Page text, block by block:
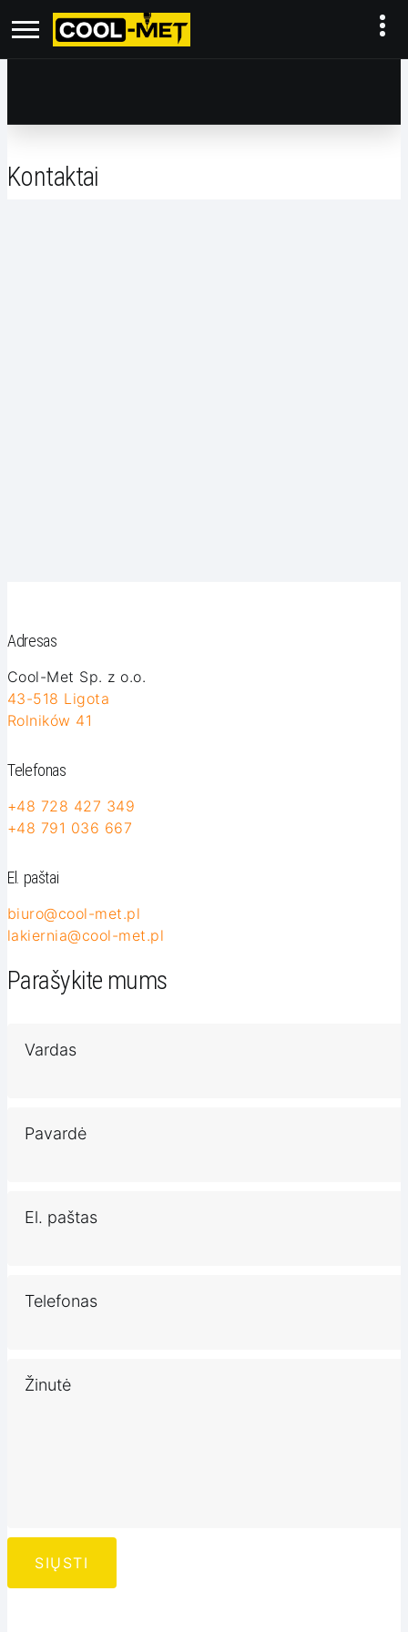
Kontaktai
Adresas
Cool-Met Sp. z o.o.
43-518 Ligota
Rolników 41
Telefonas
+48 728 427 349
+48 791 036 667
El. paštai
biuro@cool-met.pl
lakiernia@cool-met.pl
Parašykite mums
Vardas
Pavardė
El. paštas
Telefonas
Žinutė
SIŲSTI